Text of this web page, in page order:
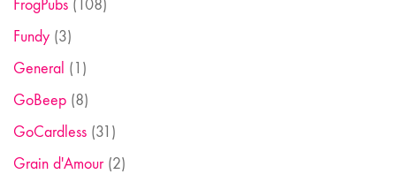
FrogPubs (108)
Fundy (3)
General (1)
GoBeep (8)
GoCardless (31)
Grain d'Amour(2)